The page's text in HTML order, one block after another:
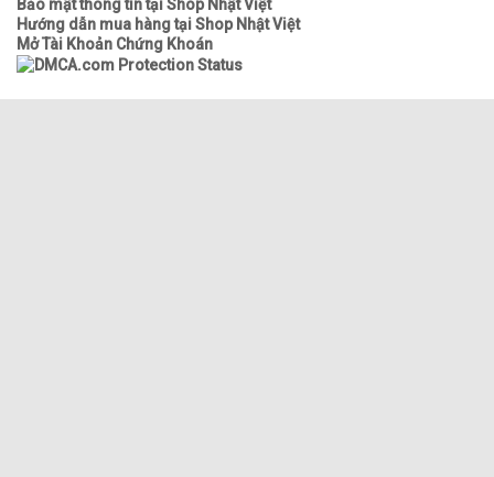
Bảo mật thông tin tại Shop Nhật Việt
Hướng dẫn mua hàng tại Shop Nhật Việt
Mở Tài Khoản Chứng Khoán